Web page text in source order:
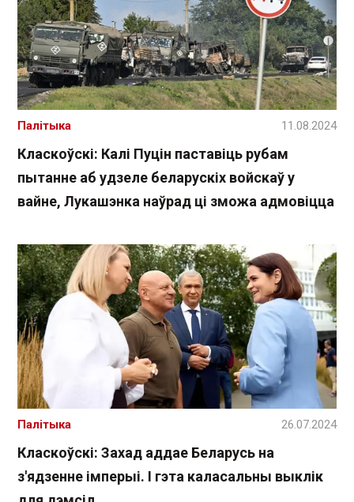
Класкоўскі: Калі Пуцін паставіць рубам
пытанне аб удзеле беларускіх войскаў у
вайне, Лукашэнка наўрад ці зможа адмовіцца
Палітыка 11.08.2024
Класкоўскі: Захад аддае Беларусь на
з'ядзенне імперыі. І гэта каласальны выклік
Палітыка 26.07.2024